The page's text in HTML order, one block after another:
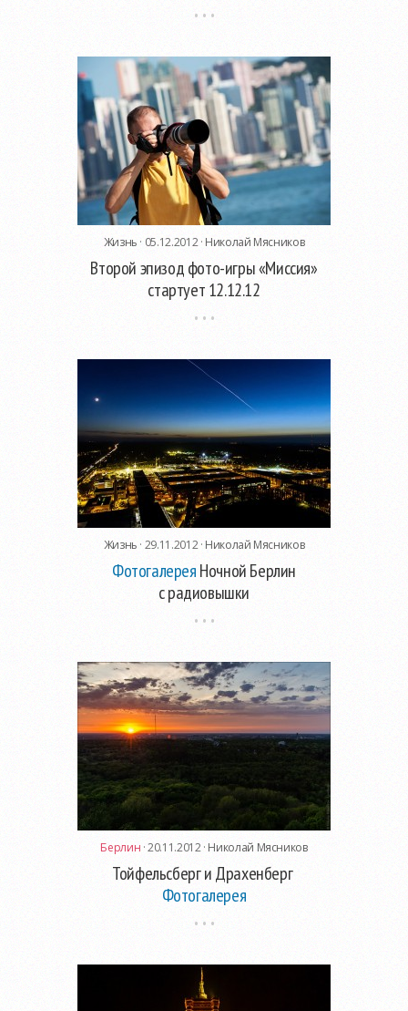
Жизнь · 05.12.2012 · Николай Мясников
Второй эпизод фото-игры «Миссия»
стартует 12.12.12
Жизнь · 29.11.2012 ·Николай Мясников
ФотогалереяНочной Берлин
с радиовышки
Берлин · 20.11.2012 ·Николай Мясников
Тойфельсберг и Драхенберг
Фотогалерея